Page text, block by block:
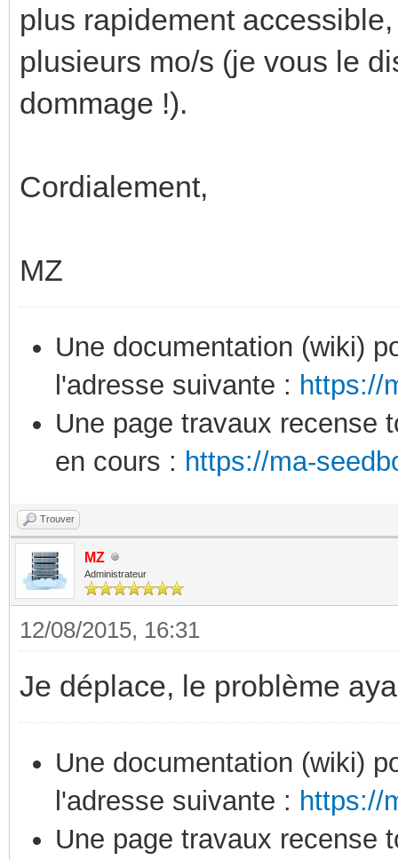
plus rapidement
plusieurs mo/s (je vous le
dommage !).
Cordialement,
MZ
Une documentation (wiki)
l'adresse suivante : https://
Une page travaux recense
en cours : https://ma-
Trouver
MZ
Administrateur
12/08/2015, 16:31
Je déplace, le problème
Une documentation (wiki)
l'adresse suivante : https://
Une page travaux recense